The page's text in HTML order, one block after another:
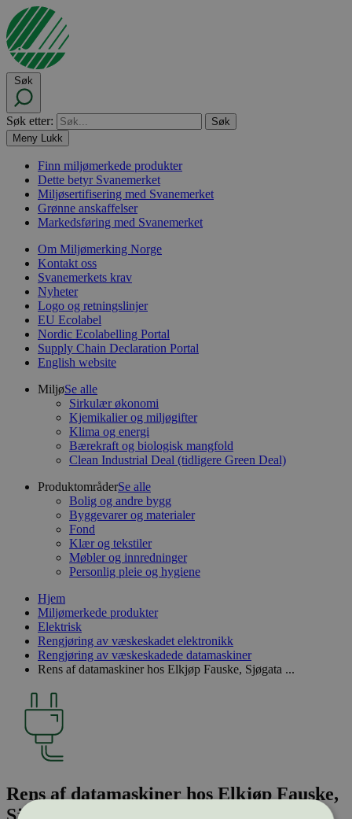
Søk
Søk etter:
Meny Lukk
Finn miljømerkede produkter
Dette betyr Svanemerket
Miljøsertifisering med Svanemerket
Grønne anskaffelser
Markedsføring med Svanemerket
Om Miljømerking Norge
Kontakt oss
Svanemerkets krav
Nyheter
Logo og retningslinjer
EU Ecolabel
Nordic Ecolabelling Portal
Supply Chain Declaration Portal
English website
MiljøSe alle
Sirkulær økonomi
Kjemikalier og miljøgifter
Klima og energi
Bærekraft og biologisk mangfold
Clean Industrial Deal (tidligere Green Deal)
ProduktområderSe alle
Bolig og andre bygg
Byggevarer og materialer
Fond
Klær og tekstiler
Møbler og innredninger
Personlig pleie og hygiene
Hjem
Miljømerkede produkter
Elektrisk
Rengjøring av væskeskadet elektronikk
Rengjøring av væskeskadede datamaskiner
Rens af datamaskiner hos Elkjøp Fauske, Sjøgata ...
Rens af datamaskiner hos Elkjøp Fauske,